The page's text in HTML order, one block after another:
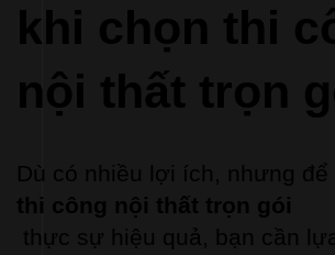
khi chọn thi
nội thất trọn
Dù có nhiều lợi ích, nhưng để
thi công nội thất trọn gói